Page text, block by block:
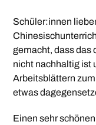
Schüler:innen
gemacht, dass das
nicht nachhaltig ist
Arbeitsblättern
etwas
Einen sehr